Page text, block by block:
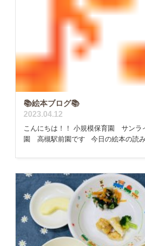
📚絵本ブログ📚
2023.04.12
こんにちは！！ 小規模保育園 サンラ
園 高槻駅前園です 今日の絵本の読み